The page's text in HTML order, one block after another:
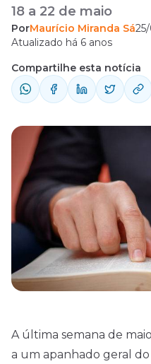
18 a 22 de maio
PorMaurício Miranda Sá
Atualizado há 6 anos
Compartilhe esta notícia
A última semana de
a um apanhado geral